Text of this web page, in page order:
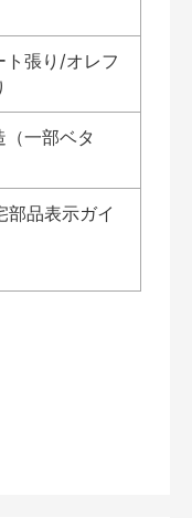
ト張り/オレフ
（一部ベタ
品表示ガイ